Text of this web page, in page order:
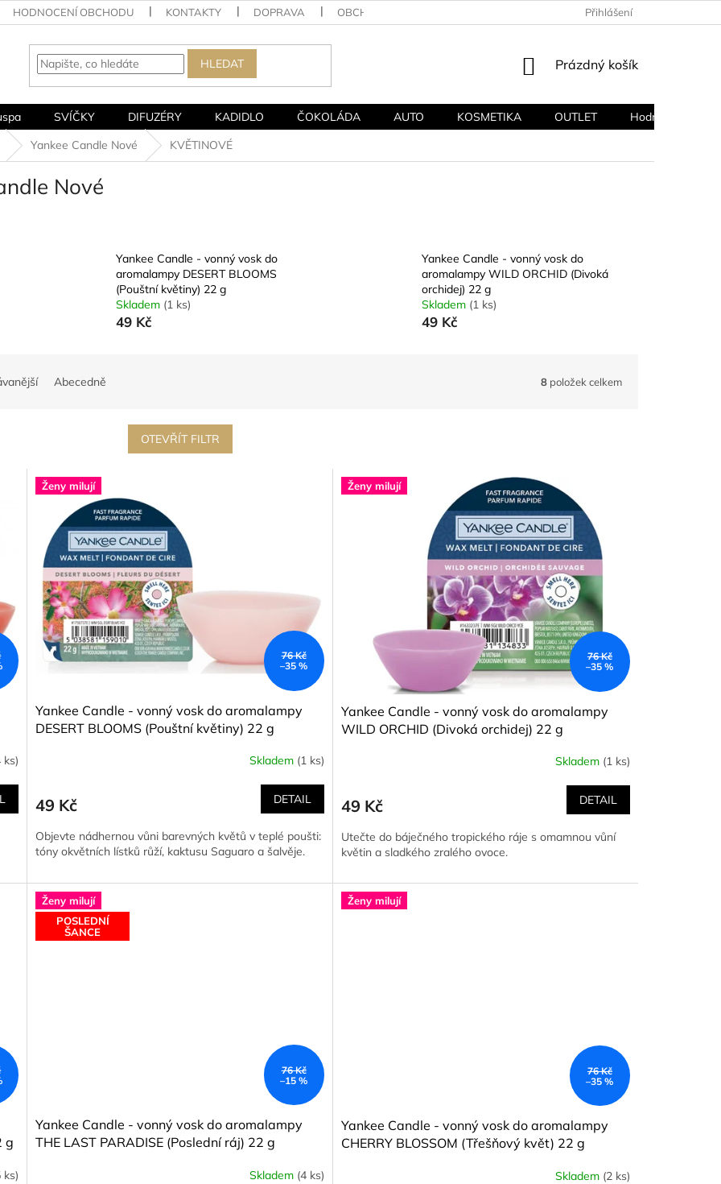
HODNOCENÍ OBCHODU KONTAKTY DOPRAVA OBCHODNÍ PODMÍNKY PODMÍNKY OCHRANY OSOBNÍCH ÚDAJŮ
Přihlášení
HLEDAT
NÁKUPNÍ
Prázdný košík
SVÍČKY DIFUZÉRY KADIDLO ČOKOLÁDA AUTO KOSMETIKA OUTLET
Hodnocení
Yankee Candle Nové KVĚTINOVÉ
Nové
Yankee Candle - vonný vosk do
aromalampy DESERT BLOOMS
(Pouštní květiny) 22 g
Skladem (1 ks)
49 Kč
Yankee Candle - vonný vosk do
aromalampy WILD ORCHID (Divoká
orchidej) 22 g
Skladem (1 ks)
49 Kč
Abecedně 8 položek celkem
OTEVŘÍT FILTR
ks)
Ženy milují
76 Kč
–35 %
Yankee Candle - vonný vosk do aromalampy
DESERT BLOOMS (Pouštní květiny) 22 g
Skladem (1 ks)
49 Kč DETAIL
Objevte nádhernou vůni barevných květů v teplé poušti:
tóny okvětních lístků růží, kaktusu Saguaro a šalvěje.
Ženy milují
76 Kč
–35 %
Yankee Candle - vonný vosk do aromalampy
WILD ORCHID (Divoká orchidej) 22 g
Skladem (1 ks)
49 Kč DETAIL
Utečte do báječného tropického ráje s omamnou vůní
květin a sladkého zralého ovoce.
g
ks)
Ženy milují
POSLEDNÍ
ŠANCE
76 Kč
–15 %
Yankee Candle - vonný vosk do aromalampy
THE LAST PARADISE (Poslední ráj) 22 g
Skladem (4 ks)
Ženy milují
76 Kč
–35 %
Yankee Candle - vonný vosk do aromalampy
CHERRY BLOSSOM (Třešňový květ) 22 g
Skladem (2 ks)